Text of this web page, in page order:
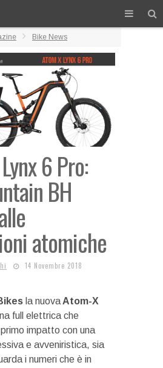
Bike News
6 Pro:
BH
atomiche
14 Novembre 2018
la nuova Atom-X
full elettrica che
impatto con una
e avveniristica, sia
i numeri che è in